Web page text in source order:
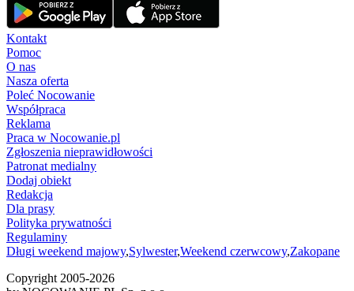
Kontakt
Pomoc
O nas
Nasza oferta
Poleć Nocowanie
Współpraca
Reklama
Praca w Nocowanie.pl
Zgłoszenia nieprawidłowości
Patronat medialny
Dodaj obiekt
Redakcja
Dla prasy
Polityka prywatności
Regulaminy
Długi weekend majowy,Sylwester,Weekend czerwcowy,Zakopane
Copyright 2005-2026